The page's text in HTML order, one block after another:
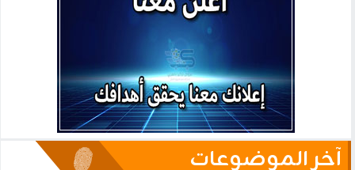
آخر الموضوعات